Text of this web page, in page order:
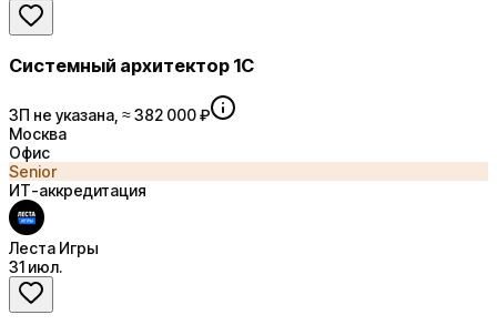
Системный архитектор 1С
ЗП не указана, ≈ 382 000 ₽
Москва
Офис
Senior
ИТ-аккредитация
Леста Игры
31 июл.